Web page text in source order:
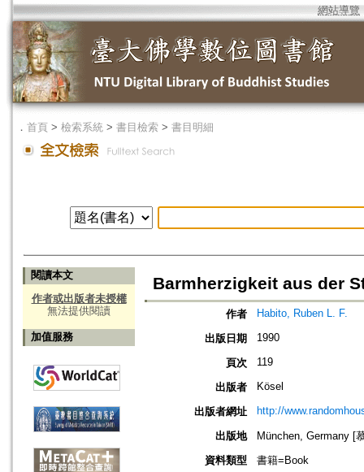
網站導覽
． 首頁 > 檢索系統 > 書目檢索 > 書目明細
閱讀本文
作者或出版者未授權
無法提供閱讀
加值服務
Barmherzigkeit aus der
作者 Habito, Ruben L. F.
出版日期 1990
頁次 119
出版者 Kösel
出版者網址 http://
出版地
München, Germany [
資料類型
書籍=Book